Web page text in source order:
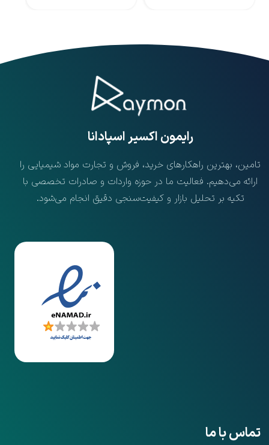
تامین، بهترین راهکارهای خرید، فروش و تجارت مواد شیمیایی را
ارائه می‌دهیم. فعالیت ما در حوزه واردات و صادرات تخصصی با
تکیه بر تحلیل بازار و کیفیت‌سنجی دقیق انجام می‌شود.
​رایمون اکسیر اسپادانا
تماس با ما